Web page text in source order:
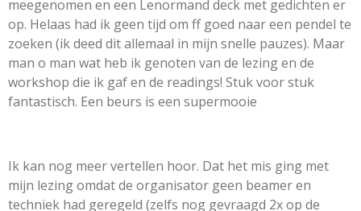
meegenomen en een Lenormand deck met gedichten er
op. Helaas had ik geen tijd om ff goed naar een pendel te
zoeken (ik deed dit allemaal in mijn snelle pauzes). Maar
man o man wat heb ik genoten van de lezing en de
workshop die ik gaf en de readings! Stuk voor stuk
fantastisch. Een beurs is een supermooie
Ik kan nog meer vertellen hoor. Dat het mis ging met
mijn lezing omdat de organisator geen beamer en
techniek had geregeld (zelfs nog gevraagd 2x op de